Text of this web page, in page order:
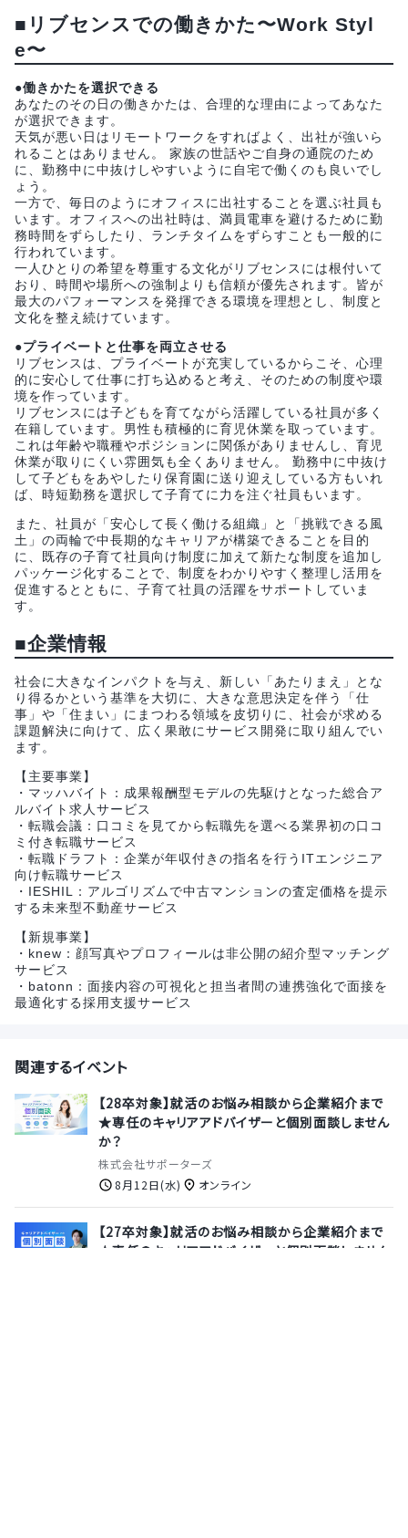
■リブセンスでの働きかた〜Work Styl
e〜
●働きかたを選択できる
あなたのその日の働きかたは、合理的な理由によってあなた
が選択できます。
天気が悪い日はリモートワークをすればよく、出社が強いら
れることはありません。 家族の世話やご自身の通院のため
に、勤務中に中抜けしやすいように自宅で働くのも良いでし
ょう。
一方で、毎日のようにオフィスに出社することを選ぶ社員も
います。オフィスへの出社時は、満員電車を避けるために勤
務時間をずらしたり、ランチタイムをずらすことも一般的に
行われています。
一人ひとりの希望を尊重する文化がリブセンスには根付いて
おり、時間や場所への強制よりも信頼が優先されます。皆が
最大のパフォーマンスを発揮できる環境を理想とし、制度と
文化を整え続けています。
●プライベートと仕事を両立させる
リブセンスは、プライベートが充実しているからこそ、心理
的に安心して仕事に打ち込めると考え、そのための制度や環
境を作っています。
リブセンスには子どもを育てながら活躍している社員が多く
在籍しています。男性も積極的に育児休業を取っています。
これは年齢や職種やポジションに関係がありませんし、育児
休業が取りにくい雰囲気も全くありません。 勤務中に中抜け
して子どもをあやしたり保育園に送り迎えしている方もいれ
ば、時短勤務を選択して子育てに力を注ぐ社員もいます。
また、社員が「安心して長く働ける組織」と「挑戦できる風
土」の両輪で中長期的なキャリアが構築できることを目的
に、既存の子育て社員向け制度に加えて新たな制度を追加し
パッケージ化することで、制度をわかりやすく整理し活用を
促進するとともに、子育て社員の活躍をサポートしていま
す。
■企業情報
社会に大きなインパクトを与え、新しい「あたりまえ」とな
り得るかという基準を大切に、大きな意思決定を伴う「仕
事」や「住まい」にまつわる領域を皮切りに、社会が求める
課題解決に向けて、広く果敢にサービス開発に取り組んでい
ます。
【主要事業】
・マッハバイト：成果報酬型モデルの先駆けとなった総合ア
ルバイト求人サービス
・転職会議：口コミを見てから転職先を選べる業界初の口コ
ミ付き転職サービス
・転職ドラフト：企業が年収付きの指名を行うITエンジニア
向け転職サービス
・IESHIL：アルゴリズムで中古マンションの査定価格を提示
する未来型不動産サービス
【新規事業】
・knew：顔写真やプロフィールは非公開の紹介型マッチング
サービス
・batonn：面接内容の可視化と担当者間の連携強化で面接を
最適化する採用支援サービス
関連するイベント
【28卒対象】就活のお悩み相談から企業紹介まで
★専任のキャリアアドバイザーと個別面談しません
か？
株式会社サポーターズ
8月12日(水)
オンライン
【27卒対象】就活のお悩み相談から企業紹介まで
★専任のキャリアアドバイザーと個別面談しません